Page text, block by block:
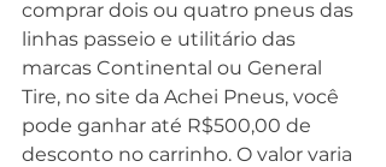
comprar dois ou quatro pneus das
linhas passeio e utilitário das
marcas Continental ou General
Tire, no site da Achei Pneus, você
pode ganhar até R$500,00 de
desconto no carrinho. O valor varia